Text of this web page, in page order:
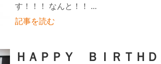
す！！！ なんと！！ ...
記事を読む
ＨＡＰＰＹ ＢＩＲＴＨＤ